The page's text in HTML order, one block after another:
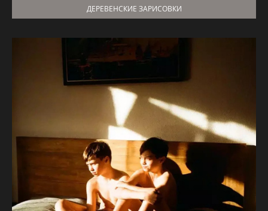
ДЕРЕВЕНСКИЕ ЗАРИСОВКИ